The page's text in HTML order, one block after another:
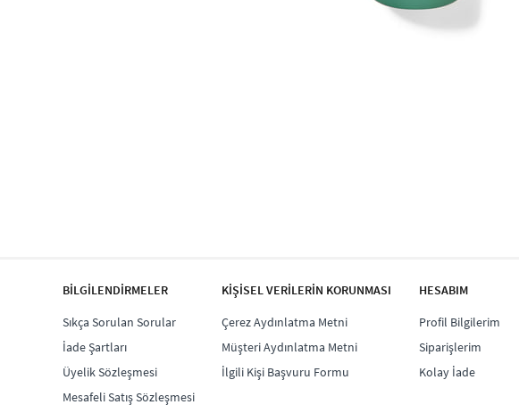
BİLGİLENDİRMELER
Sıkça Sorulan Sorular
İade Şartları
Üyelik Sözleşmesi
Mesafeli Satış Sözleşmesi
KİŞİSEL VERİLERİN KORUNMASI
Çerez Aydınlatma Metni
Müşteri Aydınlatma Metni
İlgili Kişi Başvuru Formu
HESABIM
Profil Bilgilerim
Siparişlerim
Kolay İade